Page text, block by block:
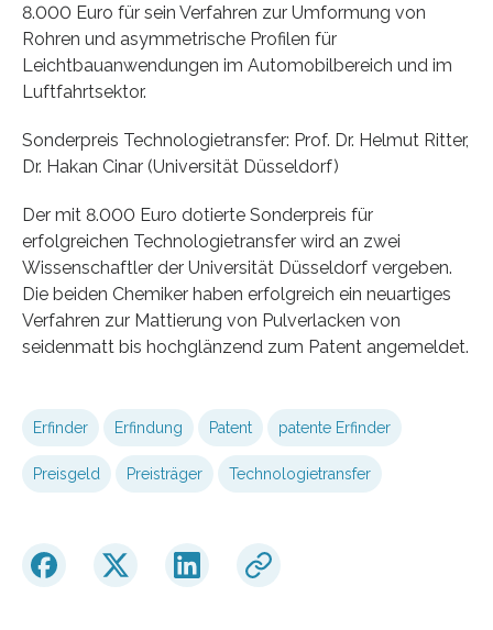
8.000 Euro für sein Verfahren zur Umformung von
Rohren und asymmetrische Profilen für
Leichtbauanwendungen im Automobilbereich und im
Luftfahrtsektor.
Sonderpreis Technologietransfer: Prof. Dr. Helmut Ritter,
Dr. Hakan Cinar (Universität Düsseldorf)
Der mit 8.000 Euro dotierte Sonderpreis für
erfolgreichen Technologietransfer wird an zwei
Wissenschaftler der Universität Düsseldorf vergeben.
Die beiden Chemiker haben erfolgreich ein neuartiges
Verfahren zur Mattierung von Pulverlacken von
seidenmatt bis hochglänzend zum Patent angemeldet.
Erfinder Erfindung Patent patente Erfinder
Preisgeld Preisträger Technologietransfer